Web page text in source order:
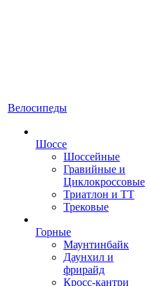
Велосипеды
Шоссе
Шоссейные
Гравийные и
Циклокроссовые
Триатлон и ТТ
Трековые
Горные
Маунтинбайк
Даунхил и
фрирайд
Кросс-кантри